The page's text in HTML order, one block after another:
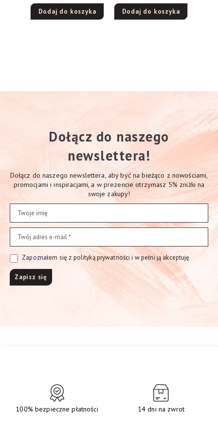
Dodaj do koszyka Dodaj do koszyka
Dołącz do naszego
newslettera!
Dołącz do naszego newslettera, aby być na bieżąco z nowościami,
promocjami i inspiracjami, a w prezencie otrzymasz 5% zniżki na
swoje zakupy!
Zapoznałem się z polityką prywatności i w pełni ją akceptuję
100% bezpieczne płatności 14 dni na zwrot